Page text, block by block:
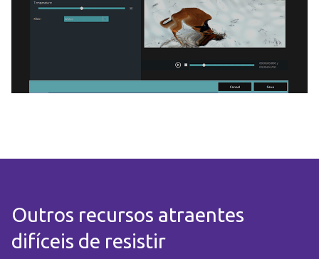
Outros recursos atraentes
difíceis de resistir